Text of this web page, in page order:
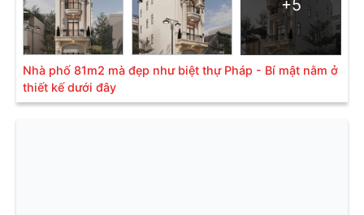
+5
Nhà phố 81m2 mà đẹp như biệt thự Pháp - Bí mật nằm ở
thiết kế dưới đây